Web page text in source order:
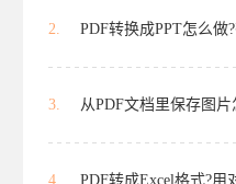
2. PDF转换成PPT怎么做
3. 从PDF文档里保存图片
4. PDF转成Excel格式?用